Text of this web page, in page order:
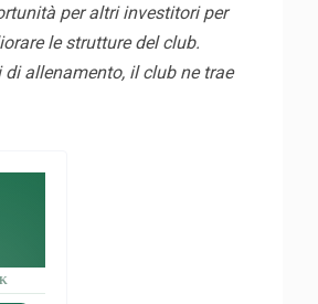
per altri investitori per
le strutture del club.
allenamento, il club ne trae